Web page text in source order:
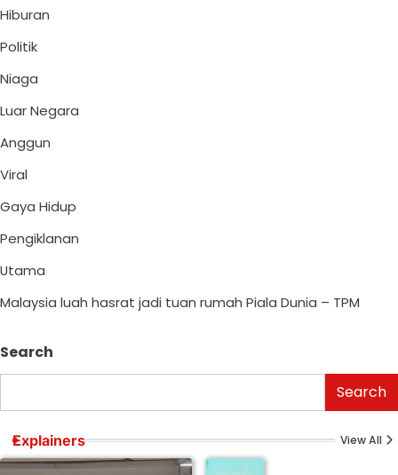
Hiburan
Politik
Niaga
Luar Negara
Anggun
Viral
Gaya Hidup
Pengiklanan
Utama
Malaysia luah hasrat jadi tuan rumah Piala Dunia – TPM
Search
Search
Explainers View All